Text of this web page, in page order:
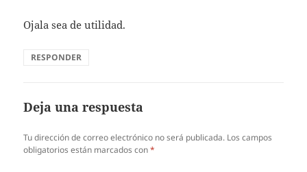
Ojala sea de utilidad.
RESPONDER
Deja una respuesta
Tu dirección de correo electrónico no será publicada. Los campos
obligatorios están marcados con*